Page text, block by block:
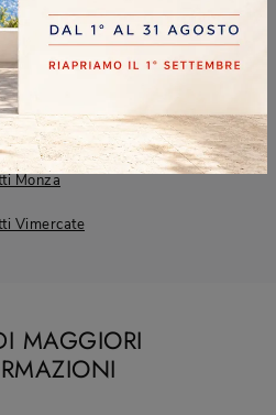
Cernusco Sul Naviglio
Desio
Monza
Vimercate
MAGGIORI